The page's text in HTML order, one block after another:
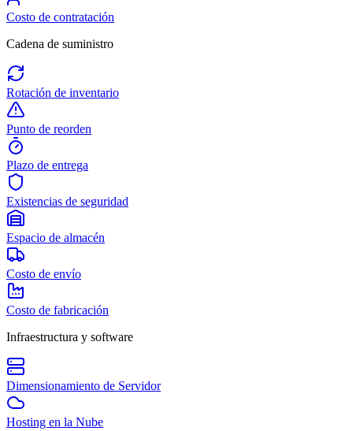
Costo de contratación
Cadena de suministro
Rotación de inventario
Punto de reorden
Plazo de entrega
Existencias de seguridad
Espacio de almacén
Costo de envío
Costo de fabricación
Infraestructura y software
Dimensionamiento de Servidor
Hosting en la Nube